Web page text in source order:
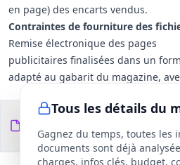
en page) des encarts vendus.
Contraintes de fourniture des
Remise électronique des pages
publicitaires finalisées dans un
adapté au gabarit du magazine,
haute définition (min. 300 dpi) ;
libres de droits ou avec
Délais de remise précisés par la
collectivité (délai de production
Tous les détails du
Gagnez du temps, toutes les
documents sont déjà
charges, infos clés, budget,
Documents du
DCE
fichiers